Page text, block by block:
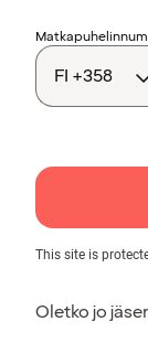
Maakoodi
This site is
Oletko jo